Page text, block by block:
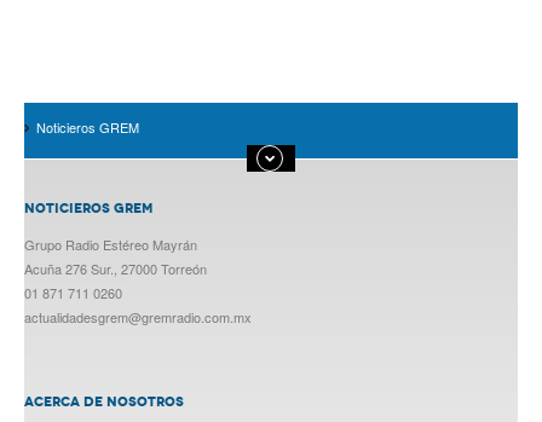
Noticieros GREM
NOTICIEROS GREM
Grupo Radio Estéreo Mayrán
Acuña 276 Sur., 27000 Torreón
01 871 711 0260
actualidadesgrem@gremradio.com.mx
ACERCA DE NOSOTROS